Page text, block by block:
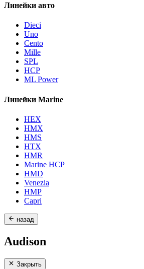
Линейки авто
Dieci
Uno
Cento
Mille
SPL
HCP
ML Power
Линейки Marine
HEX
HMX
HMS
HTX
HMR
Marine HCP
HMD
Venezia
HMP
Capri
назад
Audison
Закрыть